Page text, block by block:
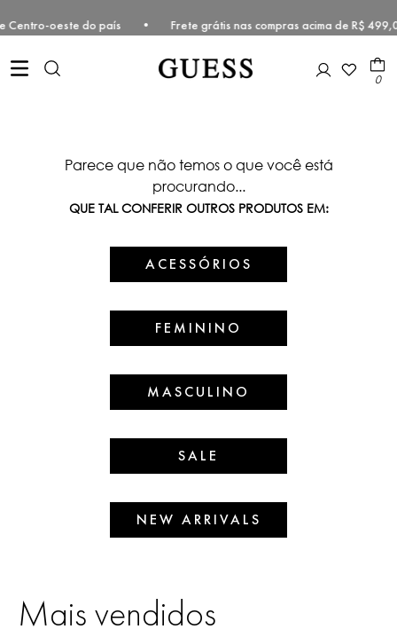
e Centro-oeste do país • Frete grátis nas compras acima de
0
Parece que não temos o que você está
procurando...
QUE TAL CONFERIR OUTROS PRODUTOS EM:
ACESSÓRIOS
FEMININO
MASCULINO
SALE
NEW ARRIVALS
Mais vendidos